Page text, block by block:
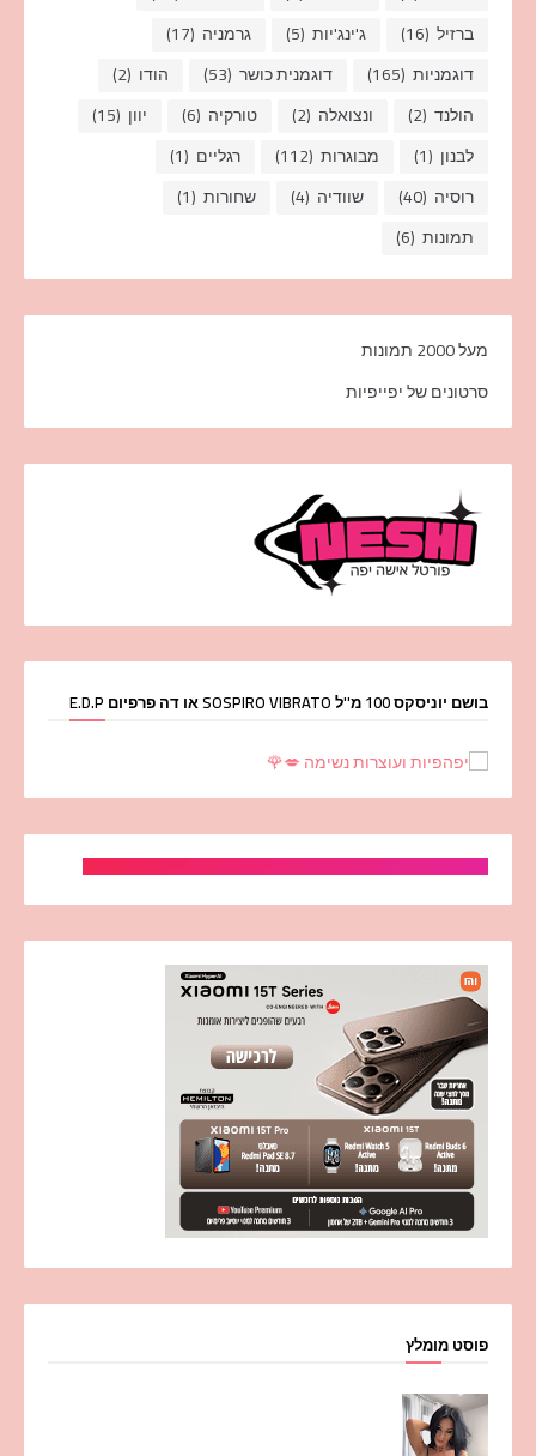
ברזיל (16) ג'ינג'יות (5) גרמניה (17)
דוגמניות (165) דוגמנית כושר (53) הודו (2)
הולנד (2) ונצואלה (2) טורקיה (6) יוון (15)
לבנון (1) מבוגרות (112) רגליים (1)
רוסיה (40) שוודיה (4) שחורות (1)
תמונות (6)
מעל 2000 תמונות
סרטונים של יפייפיות
בושם יוניסקס 100 מ''ל SOSPIRO VIBRATO או דה פרפיום E.D.P
פוסט מומלץ